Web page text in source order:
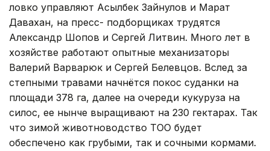
ловко управляют Асылбек Зайнулов и Марат
Давахан, на пресс- подборщиках трудятся
Александр Шопов и Сергей Литвин. Много лет в
хозяйстве работают опытные механизаторы
Валерий Варварюк и Сергей Белевцов. Вслед за
степными травами начнётся покос суданки на
площади 378 га, далее на очереди кукуруза на
силос, ее нынче выращивают на 230 гектарах. Так
что зимой животноводство ТОО будет
обеспечено как грубыми, так и сочными кормами.